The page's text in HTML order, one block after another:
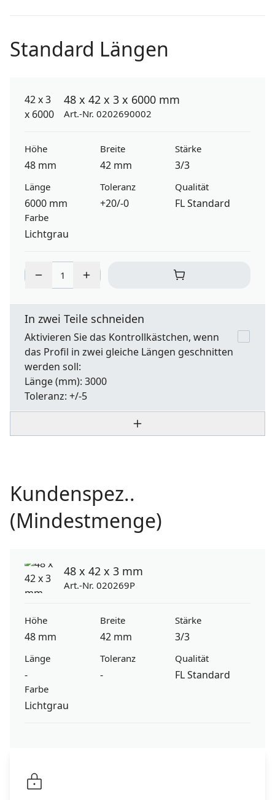
Standard Längen
48 x 42 x 3 x 6000 mm
Art.-Nr. 0202690002
Höhe
48 mm
Breite
42 mm
Stärke
3/3
Länge
6000 mm
Toleranz
+20/-0
Qualität
FL Standard
Farbe
Lichtgrau
In zwei Teile schneiden
Aktivieren Sie das Kontrollkästchen, wenn
das Profil in zwei gleiche Längen geschnitten
werden soll:
Länge(mm): 3000
Toleranz: +/-5
Kundenspez..
(Mindestmenge)
48 x 42 x 3 mm
Art.-Nr. 020269P
Höhe
48 mm
Breite
42 mm
Stärke
3/3
Länge
-
Toleranz
-
Qualität
FL Standard
Farbe
Lichtgrau